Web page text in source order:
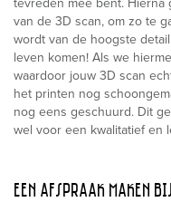
tevreden mee bent. Hierna
van de 3D scan, om zo te
wordt van de hoogste
leven komen! Als we
waardoor jouw 3D scan
het printen nog
nog eens geschuurd. Dit
wel voor een kwalitatief en
EEN AFSPRAAK MAKEN